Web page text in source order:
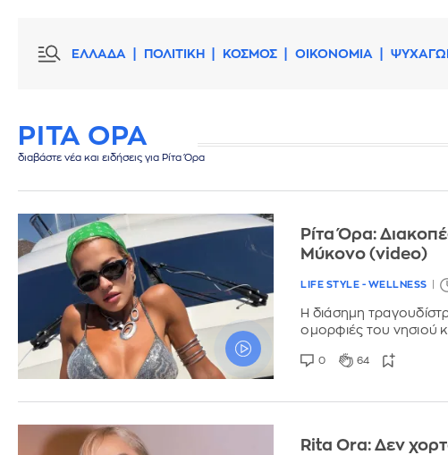
ΕΛΛΑΔΑ ΠΟΛΙΤΙΚΗ ΚΟΣΜΟΣ ΟΙΚΟΝΟΜΙΑ
ΡΙΤΑ ΟΡΑ
διαβάστε νέα και ειδήσεις για Ρίτα Όρα
Ρίτα Όρα:
Μύκονο (video)
LIFE STYLE - WELLNESS
Η διάσημη
ομορφιές του νησιού
0 64
Rita Ora: Δεν